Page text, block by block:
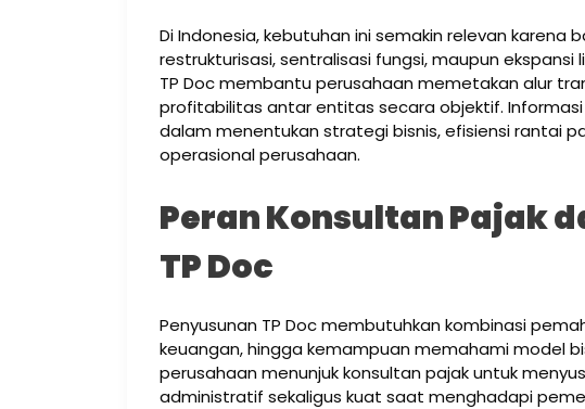
Di Indonesia, kebutuhan ini semakin relevan karena
restrukturisasi, sentralisasi fungsi, maupun
TP Doc membantu perusahaan memetakan alur
profitabilitas antar entitas secara objektif.
dalam menentukan strategi bisnis, efisiensi rantai
operasional perusahaan.
Peran Konsultan Pajak
TP Doc
Penyusunan TP Doc membutuhkan kombinasi
keuangan, hingga kemampuan memahami model
perusahaan menunjuk konsultan pajak untuk
administratif sekaligus kuat saat menghadapi